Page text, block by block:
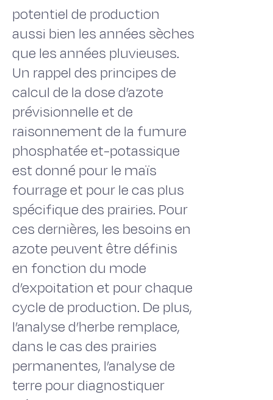
potentiel de production
aussi bien les années sèches
que les années pluvieuses.
Un rappel des principes de
calcul de la dose d’azote
prévisionnelle et de
raisonnement de la fumure
phosphatée et-potassique
est donné pour le maïs
fourrage et pour le cas plus
spécifique des prairies. Pour
ces dernières, les besoins en
azote peuvent être définis
en fonction du mode
d’expoitation et pour chaque
cycle de production. De plus,
l’analyse d’herbe remplace,
dans le cas des prairies
permanentes, l’analyse de
terre pour diagnostiquer